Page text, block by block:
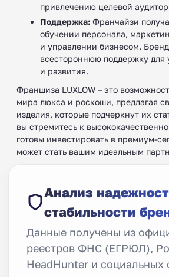
привлечению целевой
Поддержка: Франчайзи
обучении персонала,
и управлении бизнесом.
всестороннюю поддержку для
и развития.
Франшиза LUXLOW – это
мира люкса и роскоши, предлагая
изделия, которые подчеркнут их
вы стремитесь к
готовы инвестировать в премиум-
может стать вашим идеальным
Анализ
стабильности
Данные получены из
реестров ФНС (ЕГРЮЛ),
HeadHunter и социальных